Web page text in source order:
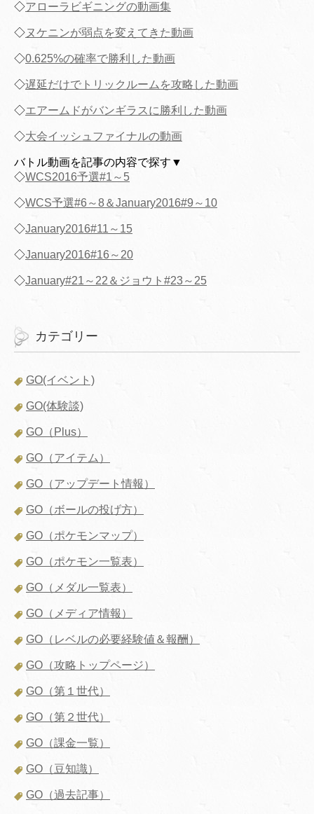
◇アローラビギニングの動画集
◇ヌケニンが弱点を変えてきた動画
◇0.625%の確率で勝利した動画
◇遅延だけでトリックルームを攻略した動画
◇エアームドがバンギラスに勝利した動画
◇大会イッシュファイナルの動画
バトル動画を記事の内容で探す▼
◇WCS2016予選#1～5
◇WCS予選#6～8＆January2016#9～10
◇January2016#11～15
◇January2016#16～20
◇January#21～22＆ジョウト#23～25
カテゴリー
GO(イベント)
GO(体験談)
GO（Plus）
GO（アイテム）
GO（アップデート情報）
GO（ボールの投げ方）
GO（ポケモンマップ）
GO（ポケモン一覧表）
GO（メダル一覧表）
GO（メディア情報）
GO（レベルの必要経験値＆報酬）
GO（攻略トップページ）
GO（第１世代）
GO（第２世代）
GO（課金一覧）
GO（豆知識）
GO（過去記事）